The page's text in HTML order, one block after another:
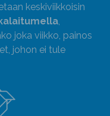
keskiviikkoisin
,
joka viikko, painos
johon ei tule